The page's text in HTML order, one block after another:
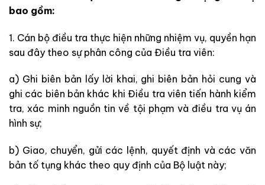
bao gồm:
1. Cán bộ điều tra thực hiện những nhiệm vụ, quyền hạn
sau đây theo sự phân công của Điều tra viên:
a) Ghi biên bản lấy lời khai, ghi biên bản hỏi cung và
ghi các biên bản khác khi Điều tra viên tiến hành kiểm
tra, xác minh nguồn tin về tội phạm và điều tra vụ án
hình sự;
b) Giao, chuyển, gửi các lệnh, quyết định và các văn
bản tố tụng khác theo quy định của Bộ luật này;